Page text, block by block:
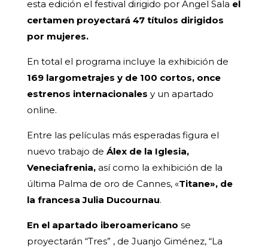
esta edición el festival dirigido por Angel Sala el
certamen proyectará 47 títulos dirigidos
por mujeres.
En total el programa incluye la exhibición de
169 largometrajes y de 100 cortos, once
estrenos internacionales y un apartado
online.
Entre las películas más esperadas figura el
nuevo trabajo de Álex de la Iglesia,
Veneciafrenia,así como la exhibición de la
última Palma de oro de Cannes, «Titane», de
la francesa Julia Ducournau.
En el apartado iberoamericano se
proyectarán “Tres” , de Juanjo Giménez, “La